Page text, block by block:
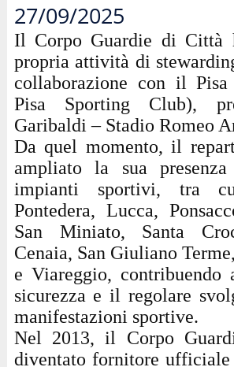
27/09/2025
Il Corpo Guardie di Città
propria attività di
collaborazione con il
Pisa Sporting Club),
Garibaldi – Stadio Romeo
Da quel momento, il
ampliato la sua
impianti sportivi, tra
Pontedera, Lucca,
San Miniato, Santa
Cenaia, San Giuliano
e Viareggio, contribuendo
sicurezza e il regolare
manifestazioni sportive.
Nel 2013, il Corpo
diventato fornitore